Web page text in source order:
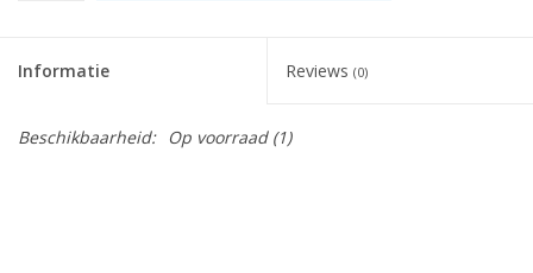
Informatie Reviews (0)
Beschikbaarheid: Op voorraad(1)